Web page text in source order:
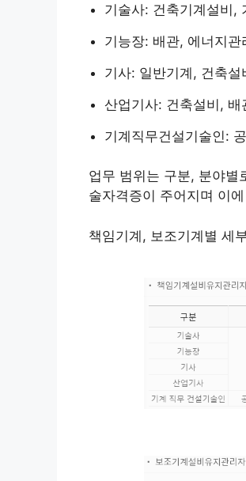
기술사: 건축기계설비,
기능장: 배관, 에너지관
기사: 일반기계, 건축
산업기사: 건축설비,
기계직무건설기술인:
업무 범위는 구분, 분야별
술자격증이 주어지며 이
책임기계, 보조기계별 세